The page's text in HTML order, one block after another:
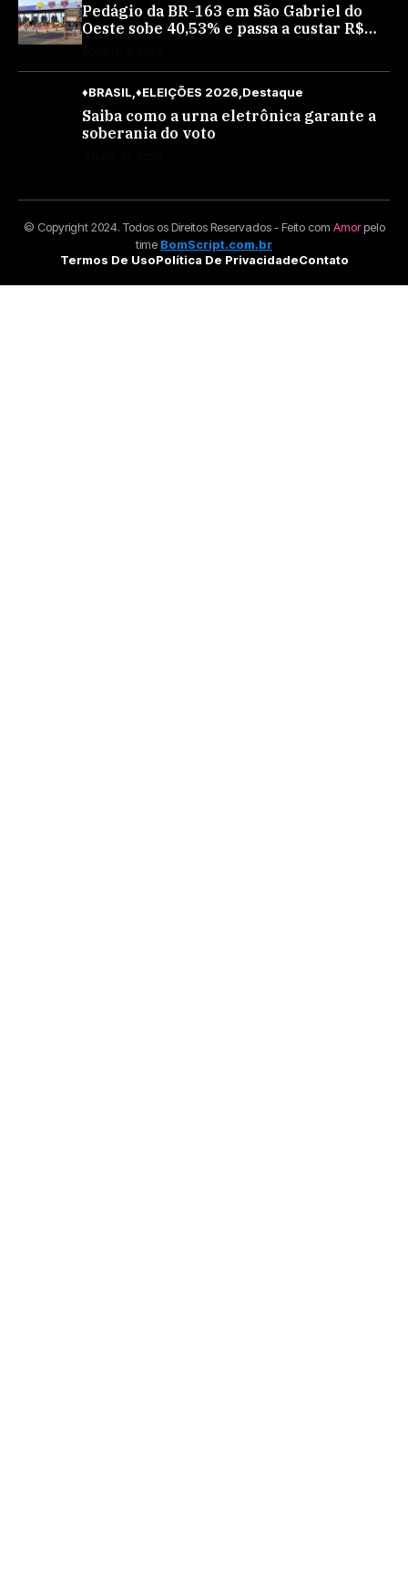
Pedágio da BR-163 em São Gabriel do
Oeste sobe 40,53% e passa a custar R$
♦BRASIL ♦ELEIÇÕES 2026 Destaque
Saiba como a urna eletrônica garante a
soberania do voto
© Copyright 2024. Todos os Direitos Reservados - Feito com Amorpelo
time BomScript.com.br
Termos De UsoPolítica De PrivacidadeContato